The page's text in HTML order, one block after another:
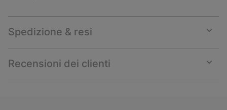
Spedizione & resi
or
Recensioni dei clienti
or